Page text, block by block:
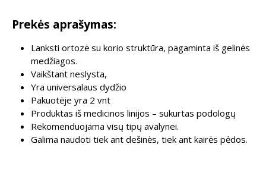
Prekės aprašymas:
Lanksti ortozė su korio struktūra, pagaminta iš gelinės
medžiagos.
Vaikštant neslysta,
Yra universalaus dydžio
Pakuotėje yra 2 vnt
Produktas iš medicinos linijos – sukurtas podologų
Rekomenduojama visų tipų avalynei.
Galima naudoti tiek ant dešinės, tiek ant kairės pėdos.